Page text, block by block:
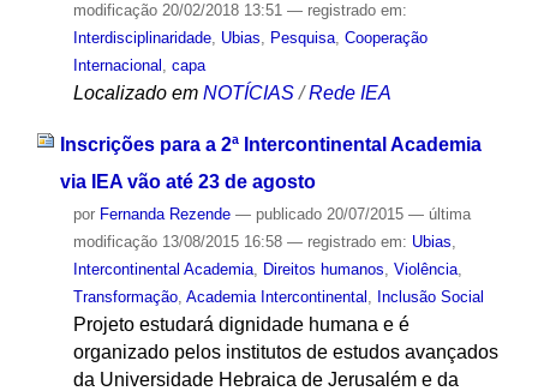
modificação20/02/2018 13:51 — registrado em:
Interdisciplinaridade, Ubias, Pesquisa, Cooperação
Internacional , capa
Localizado em NOTÍCIAS /Rede IEA
Inscrições para a 2ª Intercontinental Academia
via IEA vão até 23 de agosto
por Fernanda Rezende — publicado20/07/2015 — última
modificação13/08/2015 16:58 — registrado em: Ubias
Intercontinental Academia, Direitos humanos Violência,
Transformação, Academia Intercontinental Inclusão Social
Projeto estudará dignidade humana e é
organizado pelos institutos de estudos avançados
da Universidade Hebraica de Jerusalém e da